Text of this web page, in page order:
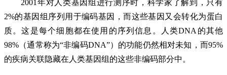
2001年对人类基因组进行测序时，科学家了解到，只有
2%的基因组序列用于编码基因，而这些基因又会转化为蛋白
质。这是每个细胞都在使用的序列信息。人类DNA的其他
98%（通常称为“非编码DNA”）的功能仍然相对未知，而95%
的疾病关联隐藏在人类基因组的这些非编码部分中。